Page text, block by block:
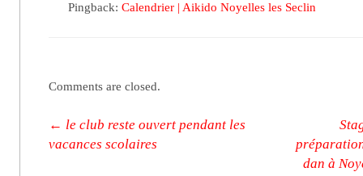
Pingback:Calendrier | Aikido Noyelles les Seclin
Comments are closed.
Post navigation
← le club reste ouvert pendant les
vacances scolaires
dan à